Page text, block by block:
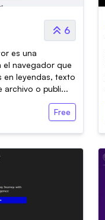
6
es una
el navegador que
en leyendas, texto
archivo o publi...
Free